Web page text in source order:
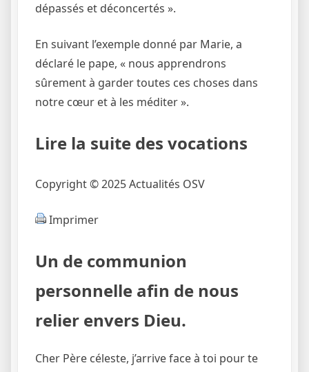
dépassés et déconcertés ».
En suivant l’exemple donné par Marie, a
déclaré le pape, « nous apprendrons
sûrement à garder toutes ces choses dans
notre cœur et à les méditer ».
Lire la suite des vocations
Copyright © 2025 Actualités OSV
Imprimer
Un de communion
personnelle afin de nous
relier envers Dieu.
Cher Père céleste, j’arrive face à toi pour te